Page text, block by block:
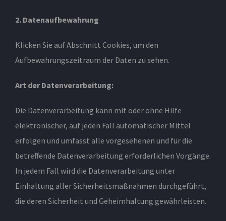
2. Datenaufbewahrung
Klicken Sie auf Abschnitt Cookies, um den
Aufbewahrungszeitraum der Daten zu sehen.
Art der Datenverarbeitung:
Die Datenverarbeitung kann mit oder ohne Hilfe
elektronischer, auf jeden Fall automatischer Mittel
erfolgen und umfasst alle vorgesehenen und für die
betreffende Datenverarbeitung erforderlichen Vorgänge.
In jedem Fall wird die Datenverarbeitung unter
Einhaltung aller Sicherheitsmaßnahmen durchgeführt,
die deren Sicherheit und Geheimhaltung gewährleisten.